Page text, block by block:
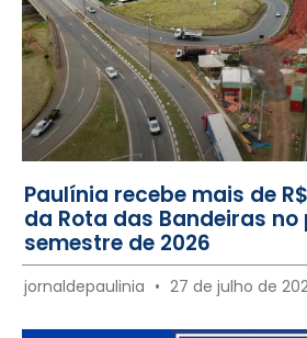
Paulínia recebe mais de
da Rota das Bandeiras
semestre de 2026
jornaldepaulinia 27 de julho de